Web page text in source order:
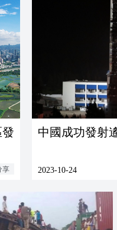
享
中國成功發射
2023-10-24